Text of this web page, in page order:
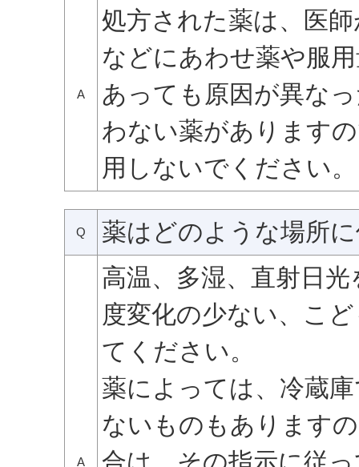
A
処方された薬は、医
などにあわせ薬や服
あっても原因が異な
わない薬があります
用しないでください。
Q 薬はどのような場所
A
高温、多湿、直射日
度変化の少ない、こ
てください。
薬によっては、冷蔵
ないものもあります